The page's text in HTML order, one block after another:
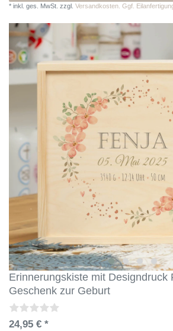
* inkl. ges. MwSt. zzgl. Versandkosten. Ggf.
Erinnerungskiste mit Designdruck
Geschenk zur Geburt
24,95 € *